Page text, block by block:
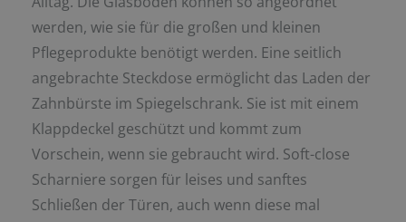
werden, wie sie für die großen und kleinen
Pflegeprodukte benötigt werden. Eine seitlich
angebrachte Steckdose ermöglicht das Laden der
Zahnbürste im Spiegelschrank. Sie ist mit einem
Klappdeckel geschützt und kommt zum
Vorschein, wenn sie gebraucht wird. Soft-close
Scharniere sorgen für leises und sanftes
Schließen der Türen, auch wenn diese mal